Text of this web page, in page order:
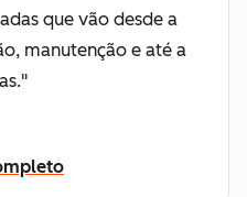
que vão desde a
manutenção e até a